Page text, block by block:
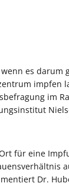
es darum
impfen
im
für eine
Dr.